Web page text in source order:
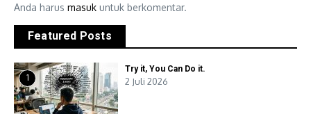
Anda harus masuk untuk berkomentar.
Featured Posts
1
Try it, You Can Do it.
2 Juli 2026